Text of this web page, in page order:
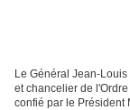
Le Général Jean-
et chancelier de
confié par le Président